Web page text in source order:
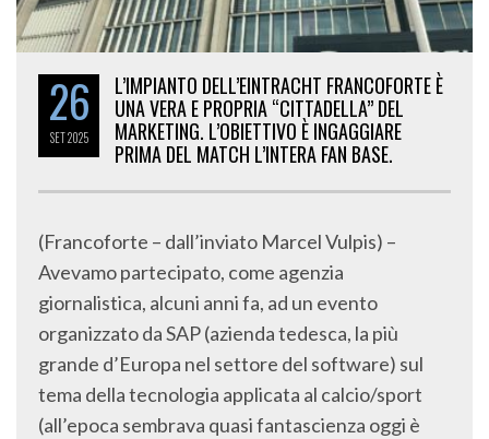
26
SET2025
L’IMPIANTO DELL’EINTRACHT FRANCOFORTE È
UNA VERA E PROPRIA “CITTADELLA” DEL
MARKETING. L’OBIETTIVO È INGAGGIARE
PRIMA DEL MATCH L’INTERA FAN BASE.
(Francoforte – dall’inviato Marcel Vulpis) –
Avevamo partecipato, come agenzia
giornalistica, alcuni anni fa, ad un evento
organizzato da SAP (azienda tedesca, la più
grande d’Europa nel settore del software) sul
tema della tecnologia applicata al calcio/sport
(all’epoca sembrava quasi fantascienza oggi è